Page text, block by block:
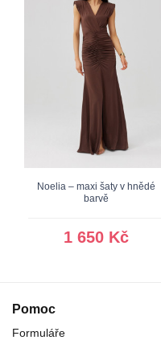
Noelia – maxi šaty v hnědé
barvě
1 650 Kč
Pomoc
Formuláře